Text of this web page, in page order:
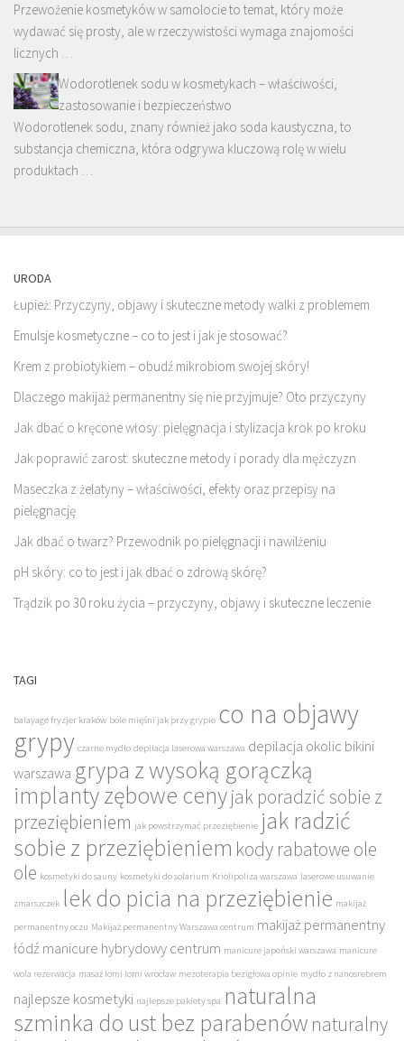
Przewożenie kosmetyków w samolocie to temat, który może
wydawać się prosty, ale w rzeczywistości wymaga znajomości
licznych …
Wodorotlenek sodu w kosmetykach – właściwości,
zastosowanie i bezpieczeństwo
Wodorotlenek sodu, znany również jako soda kaustyczna, to
substancja chemiczna, która odgrywa kluczową rolę w wielu
produktach …
URODA
Łupież: Przyczyny, objawy i skuteczne metody walki z problemem
Emulsje kosmetyczne – co to jest i jak je stosować?
Krem z probiotykiem – obudź mikrobiom swojej skóry!
Dlaczego makijaż permanentny się nie przyjmuje? Oto przyczyny
Jak dbać o kręcone włosy: pielęgnacja i stylizacja krok po kroku
Jak poprawić zarost: skuteczne metody i porady dla mężczyzn
Maseczka z żelatyny – właściwości, efekty oraz przepisy na
pielęgnację
Jak dbać o twarz? Przewodnik po pielęgnacji i nawilżeniu
pH skóry: co to jest i jak dbać o zdrową skórę?
Trądzik po 30 roku życia – przyczyny, objawy i skuteczne leczenie
TAGI
balayage fryzjer kraków bóle mięśni jak przy grypie co na objawy
grypy czarne mydło depilacja laserowa warszawa depilacja okolic bikini
warszawa grypa z wysoką gorączką
implanty zębowe cenyjak poradzić sobie z
przeziębieniem jak powstrzymać przeziębienie jak radzić
sobie z przeziębieniem kody rabatowe ole
ole kosmetyki do sauny kosmetyki do solarium Kriolipoliza warszawa laserowe usuwanie
zmarszczek lek do picia na przeziębienie makijaż
permanentny oczu Makijaż permanentny Warszawa centrum makijaż permanentny
łódź manicure hybrydowy centrum manicure japoński warszawa manicure
wola rezerwacja masaż lomi lomi wrocław mezoterapia bezigłowa opinie mydło z nanosrebrem
najlepsze kosmetyki najlepsze pakiety spa naturalna
szminka do ust bez parabenów naturalny